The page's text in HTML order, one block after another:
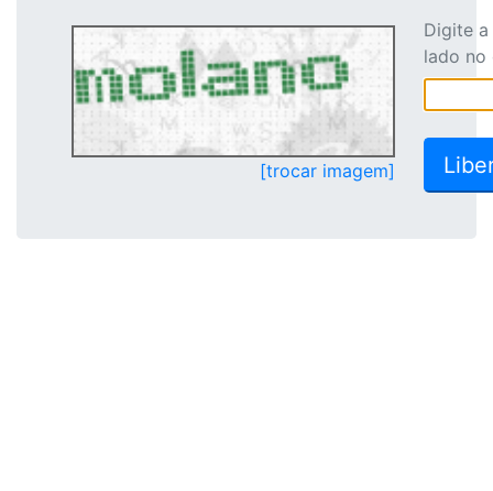
[trocar imagem]
Digite
lado no